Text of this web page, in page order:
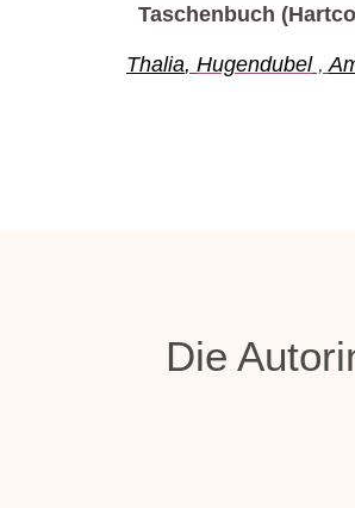
Taschenbuch
Thalia, Hugendubel,
Die